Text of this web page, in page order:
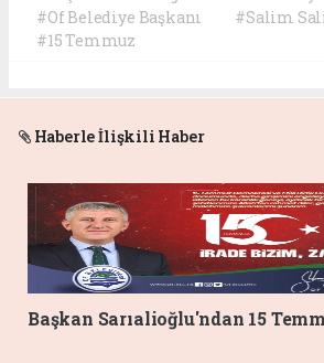
#Of Belediye Başkanı
#Salim
#15 Temmuz
Haberle İlişkili Haber
Başkan Sarıalioğlu'ndan 15